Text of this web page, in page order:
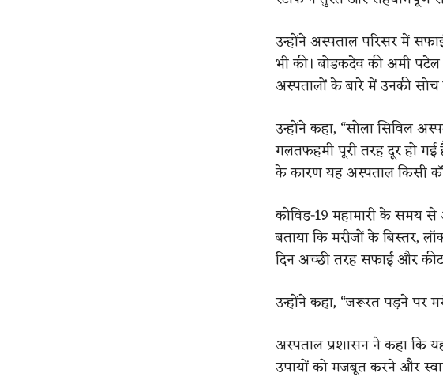
उन्होंने अस्पताल परिसर में
भी की। बोडकदेव की अमी
अस्पतालों के बारे में उनकी
उन्होंने कहा, “सोला सिविल
गलतफहमी पूरी तरह दूर हो गई
के कारण यह अस्पताल किसी
कोविड-19 महामारी के समय से
बताया कि मरीजों के बिस्तर,
दिन अच्छी तरह सफाई और
उन्होंने कहा, “जरूरत पड़ने पर
अस्पताल प्रशासन ने कहा कि
उपायों को मजबूत करने और